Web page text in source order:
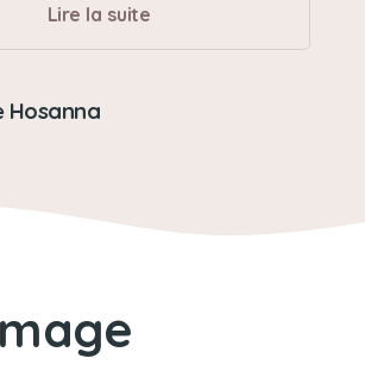
trop fait de bêtise
mordiller dans sa laisse
Lire la suite
Hosanna